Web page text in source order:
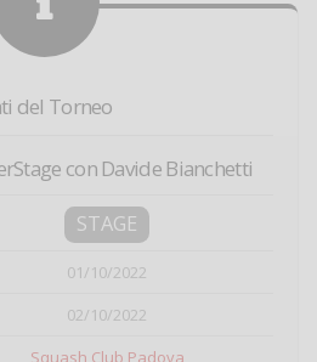
del Torneo
con Davide Bianchetti
STAGE
01/10/2022
02/10/2022
Squash Club Padova